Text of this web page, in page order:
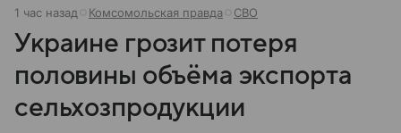
1 час назад Комсомольская правда СВО
Украине грозит потеря
половины объёма экспорта
сельхозпродукции